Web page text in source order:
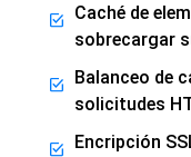
Caché de
sobrecargar
Balanceo de
solicitudes
Encripción